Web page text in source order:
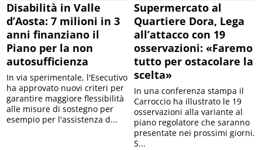
Disabilità in Valle
d’Aosta: 7 milioni in 3
anni finanziano il
Piano per la non
autosufficienza
In via sperimentale, l'Esecutivo
ha approvato nuovi criteri per
garantire maggiore flessibilità
alle misure di sostegno per
esempio per l'assistenza d...
Supermercato al
Quartiere Dora, Lega
all’attacco con 19
osservazioni: «Faremo
tutto per ostacolare la
scelta»
In una conferenza stampa il
Carroccio ha illustrato le 19
osservazioni alla variante al
piano regolatore che saranno
presentate nei prossimi giorni.
S...